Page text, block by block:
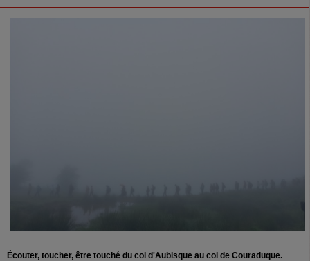
Écouter, toucher, être touché du col d'Aubisque au col de Couraduque.